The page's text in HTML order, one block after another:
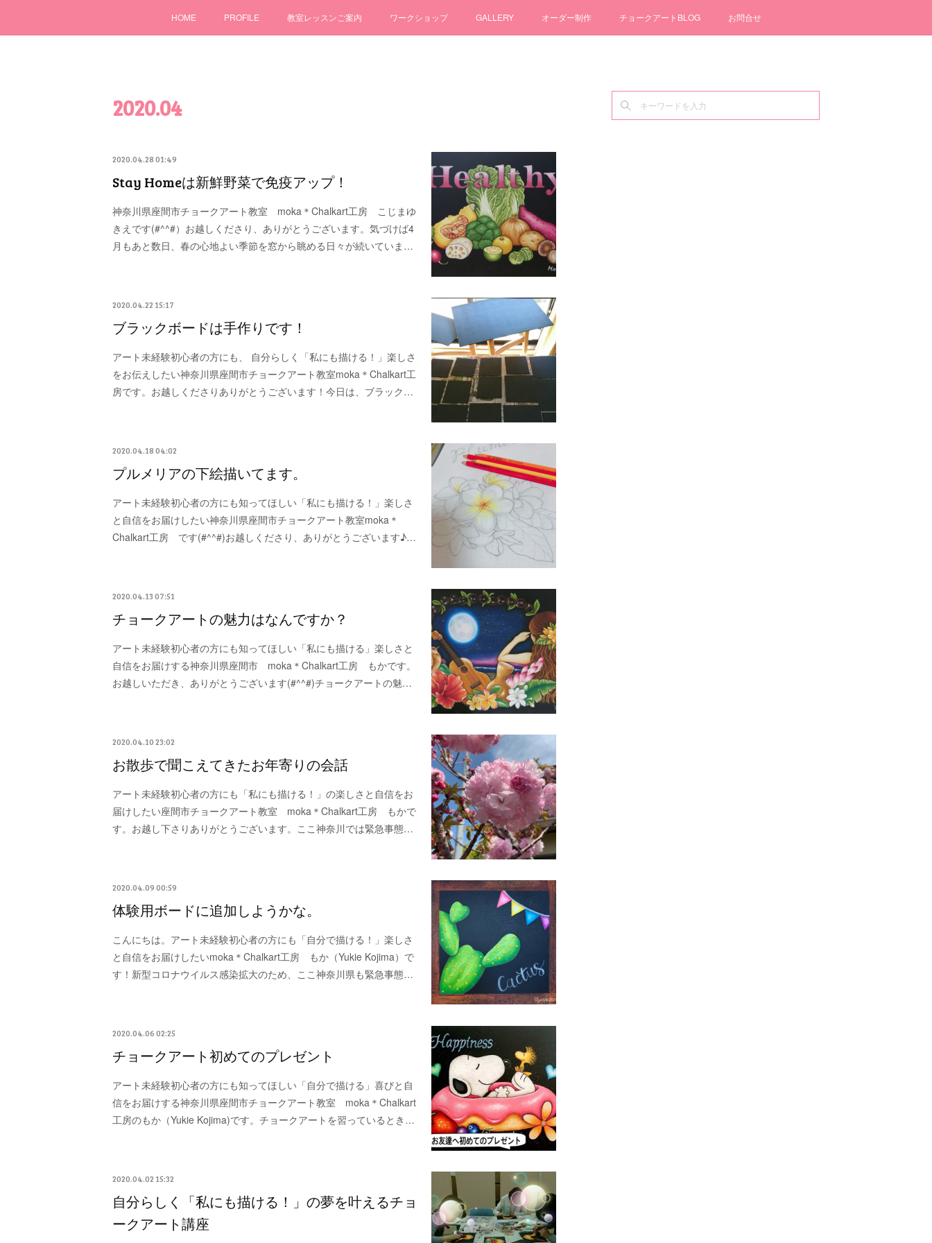
HOME PROFILE 教室レッスンご案内 ワークショップ GALLERY オーダー制作 チョークアートBLOG お問合せ
2020.04
2020.04.28 01:49
Stay Homeは新鮮野菜で免疫アップ！
神奈川県座間市チョークアート教室 moka＊Chalkart工房 こじまゆ
きえです(#^^#）お越しくださり、ありがとうございます。気づけば4
月もあと数日、春の心地よい季節を窓から眺める日々が続いていま…
2020.04.22 15:17
ブラックボードは手作りです！
アート未経験初心者の方にも、 自分らしく「私にも描ける！」楽しさ
をお伝えしたい神奈川県座間市チョークアート教室moka＊Chalkart工
房です。お越しくださりありがとうございます！今日は、ブラック…
2020.04.18 04:02
プルメリアの下絵描いてます。
アート未経験初心者の方にも知ってほしい「私にも描ける！」楽しさ
と自信をお届けしたい神奈川県座間市チョークアート教室moka＊
Chalkart工房 です(#^^#)お越しくださり、ありがとうございます♪…
2020.04.13 07:51
チョークアートの魅力はなんですか？
アート未経験初心者の方にも知ってほしい「私にも描ける」楽しさと
自信をお届けする神奈川県座間市 moka＊Chalkart工房 もかです。
お越しいただき、ありがとうございます(#^^#)チョークアートの魅…
2020.04.10 23:02
お散歩で聞こえてきたお年寄りの会話
アート未経験初心者の方にも「私にも描ける！」の楽しさと自信をお
届けしたい座間市チョークアート教室 moka＊Chalkart工房 もかで
す。お越し下さりありがとうございます。ここ神奈川では緊急事態…
2020.04.09 00:59
体験用ボードに追加しようかな。
こんにちは。アート未経験初心者の方にも「自分で描ける！」楽しさ
と自信をお届けしたいmoka＊Chalkart工房 もか（Yukie Kojima）で
す！新型コロナウイルス感染拡大のため、ここ神奈川県も緊急事態…
2020.04.06 02:25
チョークアート初めてのプレゼント
アート未経験初心者の方にも知ってほしい「自分で描ける」喜びと自
信をお届けする神奈川県座間市チョークアート教室 moka＊Chalkart
工房のもか（Yukie Kojima)です。チョークアートを習っているとき…
2020.04.02 15:32
自分らしく「私にも描ける！」の夢を叶えるチョ
ークアート講座